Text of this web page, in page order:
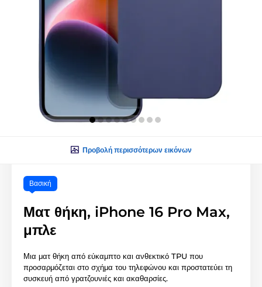
Προβολή περισσότερων εικόνων
Βασική
Ματ θήκη, iPhone 16 Pro Max,
μπλε
Μια ματ θήκη από εύκαμπτο και ανθεκτικό TPU που
προσαρμόζεται στο σχήμα του τηλεφώνου και προστατεύει τη
συσκευή από γρατζουνιές και ακαθαρσίες.